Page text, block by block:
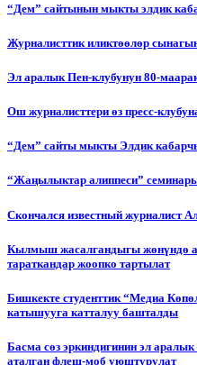
“Дем” сайтынын мыкты элдик
Журналисттик иликтөөлөр
Эл аралык Пен-клубунун 80-
Ош журналисттери өз пресс-
“Дем” сайты мыкты Элдик
“Жаңылыктар алиппеси”
Cкончался известный журналист
Кылмыш жасалгандыгы жөнүндө
тараткандар жоопко тартылат
Бишкекте студенттик “Медиа
катышууга катталуу башталды
Басма сөз эркиндигинин эл
аталган флеш-моб уюштурулат